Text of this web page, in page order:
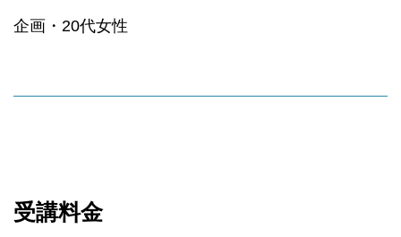
企画・20代女性
受講料金